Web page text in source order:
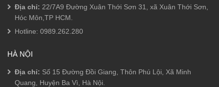
trang
sản
trang
Địa chỉ: 22/7A9 Đường Xuân Thới Sơn 31, xã Xuân Thới Sơn,
Hóc Môn,TP HCM.
Hotline: 0989.262.280
HÀ NỘI
Địa chỉ: Số 15 Đường Đồi Giang, Thôn Phú Lội, Xã Minh
Quang, Huyện Ba Vì, Hà Nội.